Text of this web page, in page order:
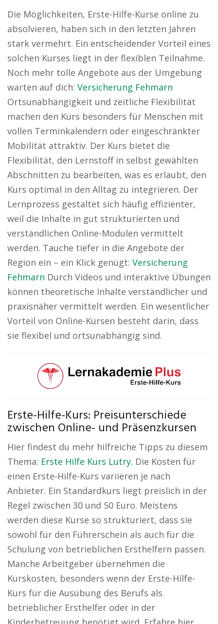
Die Möglichkeiten, Erste-Hilfe-Kurse online zu
absolvieren, haben sich in den letzten Jahren
stark vermehrt. Ein entscheidender Vorteil eines
solchen Kurses liegt in der flexiblen Teilnahme.
Noch mehr tolle Angebote aus der Umgebung
warten auf dich: Versicherung Fehmarn
Ortsunabhängigkeit und zeitliche Flexibilität
machen den Kurs besonders für Menschen mit
vollen Terminkalendern oder eingeschränkter
Mobilität attraktiv. Der Kurs bietet die
Flexibilität, den Lernstoff in selbst gewählten
Abschnitten zu bearbeiten, was es erlaubt, den
Kurs optimal in den Alltag zu integrieren. Der
Lernprozess gestaltet sich häufig effizienter,
weil die Inhalte in gut strukturierten und
verständlichen Online-Modulen vermittelt
werden. Tauche tiefer in die Angebote der
Region ein – ein Klick genügt: Versicherung
Fehmarn Durch Videos und interaktive Übungen
können theoretische Inhalte verständlicher und
praxisnäher vermittelt werden. Ein wesentlicher
Vorteil von Online-Kursen besteht darin, dass
sie flexibel und ortsunabhängig sind.
Erste-Hilfe-Kurs: Preisunterschiede
zwischen Online- und Präsenzkursen
Hier findest du mehr hilfreiche Tipps zu diesem
Thema: Erste Hilfe Kurs Lutry. Die Kosten für
einen Erste-Hilfe-Kurs variieren je nach
Anbieter. Ein Standardkurs liegt preislich in der
Regel zwischen 30 und 50 Euro. Meistens
werden diese Kurse so strukturiert, dass sie
sowohl für den Führerschein als auch für die
Schulung von betrieblichen Ersthelfern passen.
Manche Arbeitgeber übernehmen die
Kurskosten, besonders wenn der Erste-Hilfe-
Kurs für die Ausübung des Berufs als
betrieblicher Ersthelfer oder in der